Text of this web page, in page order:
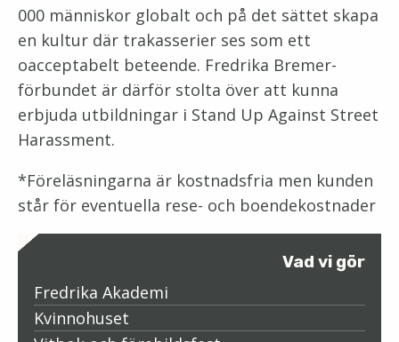
000 människor globalt och på det sättet skapa
en kultur där trakasserier ses som ett
oacceptabelt beteende. Fredrika Bremer-
förbundet är därför stolta över att kunna
erbjuda utbildningar i Stand Up Against Street
Harassment.
*Föreläsningarna är kostnadsfria men kunden
står för eventuella rese- och boendekostnader
Vad vi gör
Fredrika Akademi
Kvinnohuset